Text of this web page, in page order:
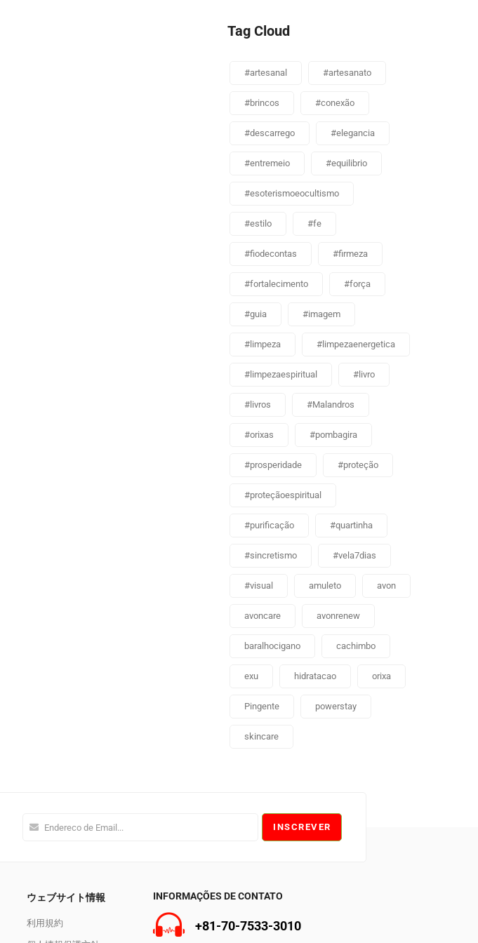
Tag Cloud
#artesanal #artesanato
#brincos #conexão
#descarrego #elegancia
#entremeio #equilibrio
#esoterismoeocultismo
#estilo #fe
#fiodecontas #firmeza
#fortalecimento #força
#guia #imagem
#limpeza #limpezaenergetica
#limpezaespiritual #livro
#livros #Malandros
#orixas #pombagira
#prosperidade #proteção
#proteçãoespiritual
#purificação #quartinha
#sincretismo #vela7dias
#visual amuleto avon
avoncare avonrenew
baralhocigano cachimbo
exu hidratacao orixa
Pingente powerstay
skincare
INSCREVER
ウェブサイト情報
利用規約
INFORMAÇÕES DE CONTATO
+81-70-7533-3010